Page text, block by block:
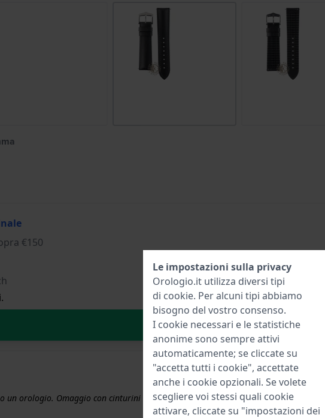
€150
Aggiungi al carrello
un orologio. Omaggio con cinturini superiori a € 50
Le impostazioni sulla privacy
Orologio.it utilizza diversi tipi
di cookie. Per alcuni tipi abbiamo
bisogno del vostro consenso.
I cookie necessari e le statistiche
anonime sono sempre attivi
automaticamente; se cliccate su
"accetta tutti i cookie", accettate
anche i cookie opzionali. Se volete
scegliere voi stessi quali cookie
attivare, cliccate su "impostazioni dei